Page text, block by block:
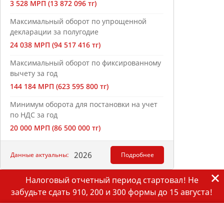
3 528 МРП (13 872 096 тг)
Максимальный оборот по упрощенной
декларации за полугодие
24 038 МРП (94 517 416 тг)
Максимальный оборот по фиксированному
вычету за год
144 184 МРП (623 595 800 тг)
Минимум оборота для постановки на учет
по НДС за год
20 000 МРП (86 500 000 тг)
Данные актуальны: 2026 Подробнее
Налоговый отчетный период стартовал! Не
забудьте сдать 910, 200 и 300 формы до 15 августа!